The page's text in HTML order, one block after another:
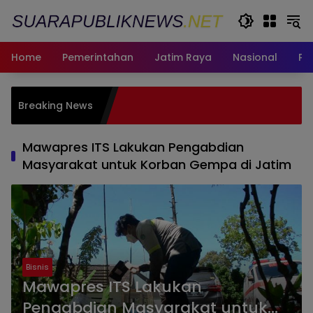
Home
Pemerintahan Jatim Raya Nasional
Breaking News
Fasum
Mawapres ITS Lakukan Pengabdian
Masyarakat untuk Korban Gempa di Jatim
Bisnis
Mawapres ITS Lakukan
Pengabdian Masyarakat untuk